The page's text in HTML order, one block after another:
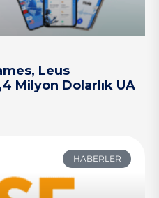
Leus
Milyon Dolarlık UA
HABERLER